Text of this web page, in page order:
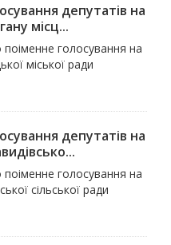
депутатів на
місц...
голосування на
міської ради
депутатів на
голосування на
сільської ради